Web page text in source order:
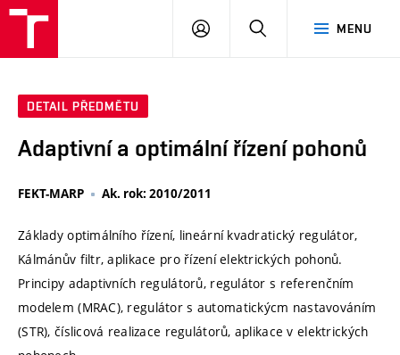
MENU
PŘIHLÁSIT
DETAIL PŘEDMĚTU
Adaptivní a optimální řízení pohonů
FEKT-MARP Ak. rok: 2010/2011
Základy optimálního řízení, lineární kvadratický regulátor,
Kálmánův filtr, aplikace pro řízení elektrických pohonů.
Principy adaptivních regulátorů, regulátor s referenčním
modelem (MRAC), regulátor s automatickýcm nastavováním
(STR), číslicová realizace regulátorů, aplikace v elektrických